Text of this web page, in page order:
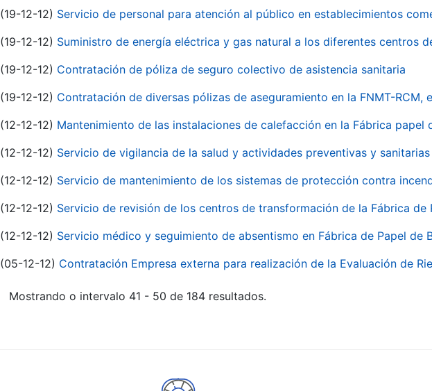
(19-12-12) Servicio de personal para atención al público en establecimientos
(19-12-12) Suministro de energía eléctrica y gas natural a los diferentes centros
(19-12-12) Contratación de póliza de seguro colectivo de asistencia sanitaria
(19-12-12) Contratación de diversas pólizas de aseguramiento en la FNMT-RCM,
(12-12-12) Mantenimiento de las instalaciones de calefacción en la Fábrica papel
(12-12-12) Servicio de vigilancia de la salud y actividades preventivas y sanitarias
(12-12-12) Servicio de mantenimiento de los sistemas de protección contra
(12-12-12) Servicio de revisión de los centros de transformación de la Fábrica de
(12-12-12) Servicio médico y seguimiento de absentismo en Fábrica de Papel de
(05-12-12) Contratación Empresa externa para realización de la Evaluación de
Mostrando o intervalo 41 - 50 de 184 resultados.